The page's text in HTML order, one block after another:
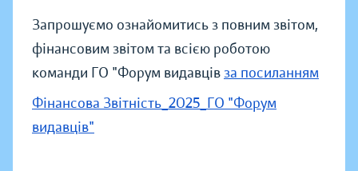
Запрошуємо ознайомитись з повним звітом,
фінансовим звітом та всією роботою
команди ГО "Форум видавцівза посиланням
Фінансова Звітність_2025_ГО "Форум
видавців"